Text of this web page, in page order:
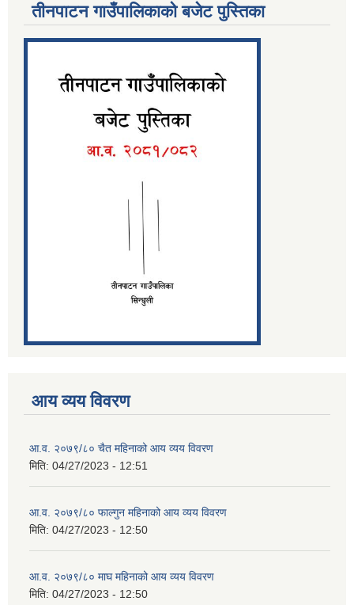
तीनपाटन गाउँपालिकाको बजेट पुस्तिका
आय व्यय विवरण
आ.व. २०७९/८० चैत महिनाको आय व्यय विवरण
मिति: 04/27/2023 - 12:51
आ.व. २०७९/८० फाल्गुन महिनाको आय व्यय विवरण
मिति: 04/27/2023 - 12:50
आ.व. २०७९/८० माघ महिनाको आय व्यय विवरण
मिति: 04/27/2023 - 12:50